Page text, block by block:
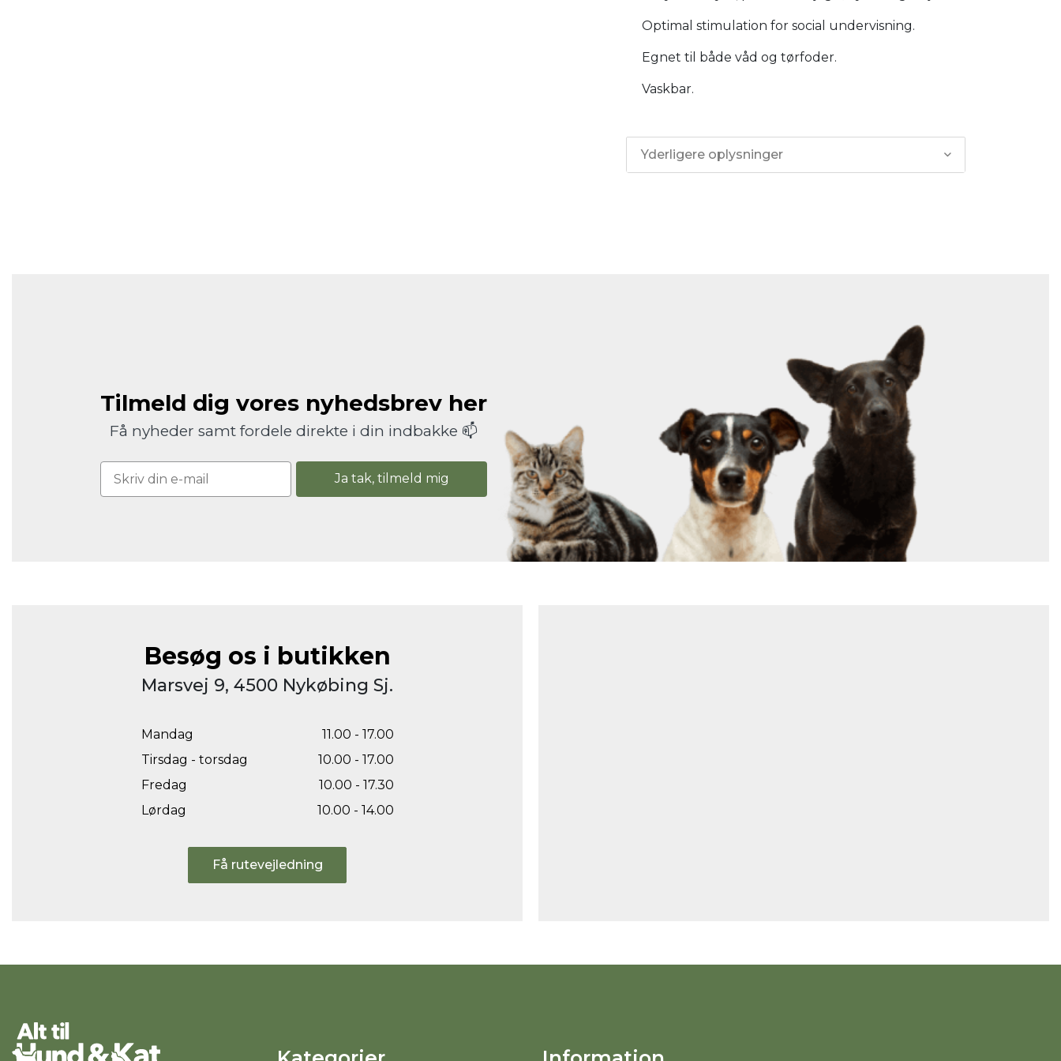
Optimal stimulation for social undervisning.
Egnet til både våd og tørfoder.
Vaskbar.
Yderligere oplysninger
Tilmeld dig vores nyhedsbrev her
Få nyheder samt fordele direkte i din indbakke 📫
Ja tak, tilmeld mig
Besøg os i butikken
Marsvej 9, 4500 Nykøbing Sj.
Mandag
11.00 - 17.00
Tirsdag - torsdag
10.00 - 17.00
Fredag
10.00 - 17.30
Lørdag
10.00 - 14.00
Få rutevejledning